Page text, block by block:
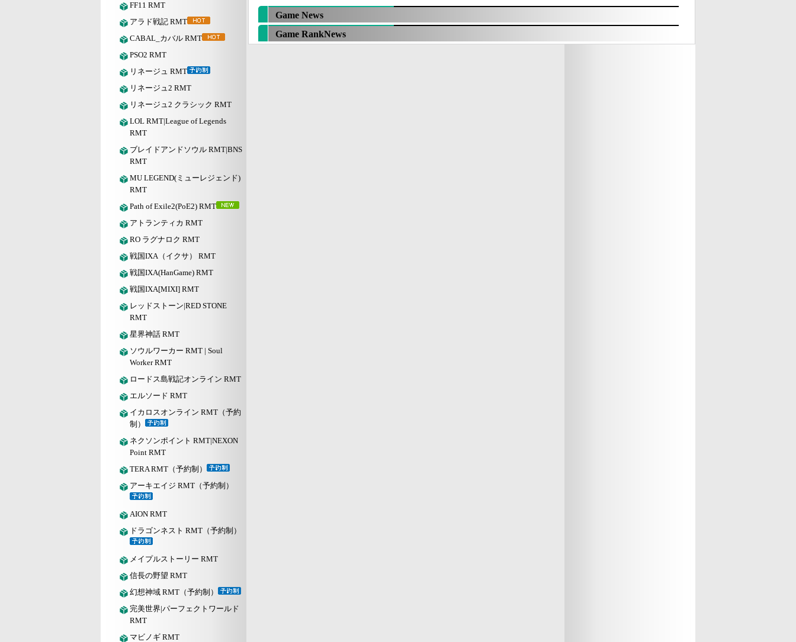
FF11 RMT
アラド戦記 RMT
CABAL_カバル RMT
PSO2 RMT
リネージュ RMT
リネージュ2 RMT
リネージュ2 クラシック RMT
LOL RMT|League of Legends
RMT
ブレイドアンドソウル RMT|BNS
RMT
MU LEGEND(ミューレジェンド)
RMT
Path of Exile2(PoE2) RMT
アトランティカ RMT
RO ラグナロク RMT
戦国IXA（イクサ） RMT
戦国IXA(HanGame) RMT
戦国IXA[MIXI] RMT
レッドストーン|RED STONE
RMT
星界神話 RMT
ソウルワーカー RMT | Soul
Worker RMT
ロードス島戦記オンライン RMT
エルソード RMT
イカロスオンライン RMT（予約
制）
ネクソンポイント RMT|NEXON
Point RMT
TERA RMT（予約制）
アーキエイジ RMT（予約制）
AION RMT
ドラゴンネスト RMT（予約制）
メイプルストーリー RMT
信長の野望 RMT
幻想神域 RMT（予約制）
完美世界|パーフェクトワールド
RMT
マビノギ RMT
Game News
Game RankNews